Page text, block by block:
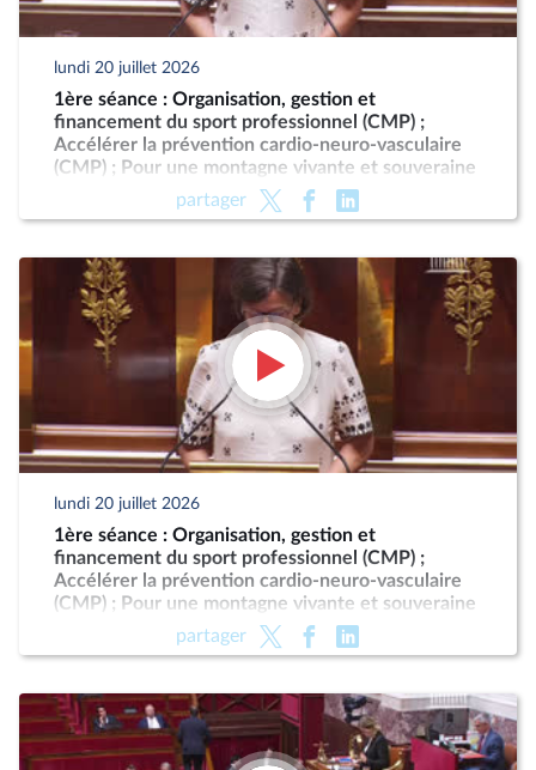
lundi 20 juillet 2026
1ère séance : Organisation, gestion et
financement du sport professionnel (CMP) ;
Accélérer la prévention cardio-neuro-vasculaire
(CMP) ; Pour une montagne vivante et souveraine
partager
lundi 20 juillet 2026
1ère séance : Organisation, gestion et
financement du sport professionnel (CMP) ;
Accélérer la prévention cardio-neuro-vasculaire
(CMP) ; Pour une montagne vivante et souveraine
partager